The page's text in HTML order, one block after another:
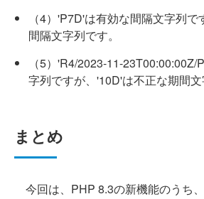
（4）'P7D'は有効な間隔文字列
間隔文字列です。
（5）'R4/2023-11-
字列ですが、'10D'は不正な期間文
まとめ
今回は、PHP 8.3の新機能のうち